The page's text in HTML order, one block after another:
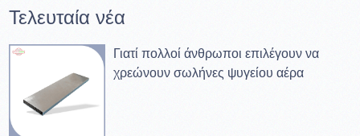
Τελευταία νέα
Γιατί πολλοί άνθρωποι επιλέγουν να
χρεώνουν σωλήνες ψυγείου αέρα